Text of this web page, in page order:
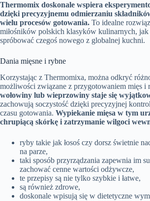
Thermomix doskonale wspiera
dzięki precyzyjnemu odmierzaniu
wielu procesów gotowania. To idealne
miłośników polskich klasyków kulinarnych, jak
spróbować czegoś nowego z globalnej kuchni.
Dania mięsne i rybne
Korzystając z Thermomixa, można odkryć
możliwości związane z przygotowaniem mięs i
wołowiny lub wieprzowiny staje się
zachowują soczystość dzięki precyzyjnej
czasu gotowania. Wypiekanie mięsa w tym
chrupiącą skórkę i zatrzymanie wilgoci
ryby takie jak łosoś czy dorsz świetnie
na parze,
taki sposób przyrządzania zapewnia im
zachować cenne wartości odżywcze,
te przepisy są nie tylko szybkie i łatwe,
są również zdrowe,
doskonale wpisują się w dietetyczne